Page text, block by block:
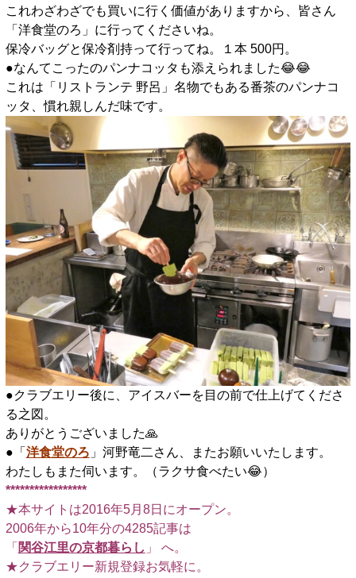
これわざわざでも買いに行く価値がありますから、皆さん
「洋食堂のろ」に行ってくださいね。
保冷バッグと保冷剤持って行ってね。１本 500円。
●なんてこったのパンナコッタも添えられました😂😂
これは「リストランテ 野呂」名物でもある番茶のパンナコ
ッタ、慣れ親しんだ味です。
●クラブエリー後に、アイスバーを目の前で仕上げてくださ
る之図。
ありがとうございました🙏
●「 洋食堂のろ 」河野竜二さん、またお願いいたします。
わたしもまた伺います。（ラクサ食べたい😂）
*****************
★本サイトは2016年5月8日にオープン。
2006年から10年分の4285記事は
「 関谷江里の京都暮らし 」 へ。
★クラブエリー新規登録お気軽に。